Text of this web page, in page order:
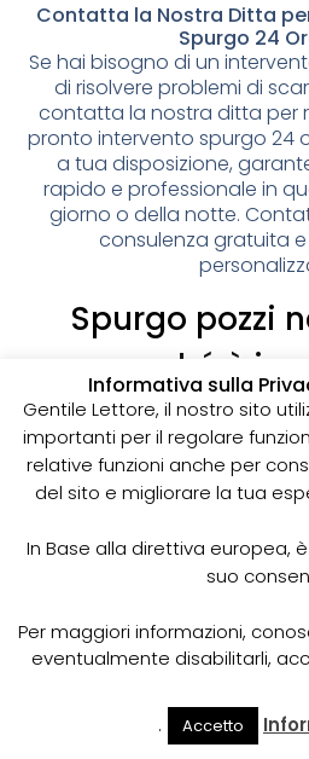
Contatta la Nostra Ditta
Spurgo 24
Se hai bisogno di un
di risolvere problemi di
contatta la nostra ditta per
pronto intervento spurgo 24
a tua disposizione,
rapido e professionale in
giorno o della notte.
consulenza gratuita
Spurgo pozzi
perché è
I pozzi neri sono delle
per la raccolta delle
soprattutto in zone dove
sistema di smaltimento
spurgo dei pozzi neri è
e prevenire il rischio di
infezioni.
Come funziona lo
Lo spurgo dei pozzi neri
specifiche, in grado di
acque reflue e i sedimenti
Cerca
Informativa sulla
Gentile Lettore, il nostro sito
importanti per il regolare
relative funzioni anche per
del sito e migliorare la tua
In Base alla direttiva europea,
suo
Per maggiori informazioni,
eventualmente disabilitarli,
. Accetto